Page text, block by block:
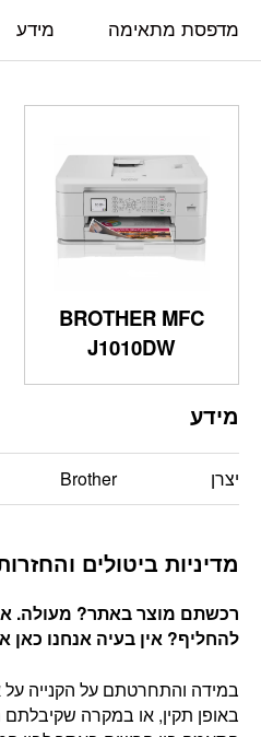
מדפסת מתאימה מידע
BROTHER MFC
J1010DW
מידע
יצרן Brother
מדיניות ביטולים
רכשתם מוצר באתר? מעולה.
להחליף? אין בעיה אנחנו כאן
במידה והתחרטתם על הקנייה
באופן תקין, או במקרה שקיבלתם